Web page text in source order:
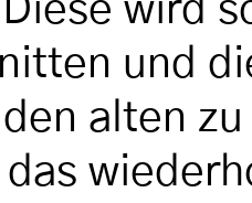
wird
und
alten